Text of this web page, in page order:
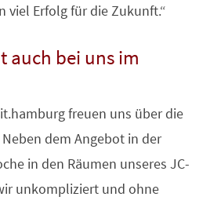
viel Erfolg für die Zukunft.“
bei uns im
freuen uns über die
dem Angebot in der
in den Räumen unseres JC-
unkompliziert und ohne